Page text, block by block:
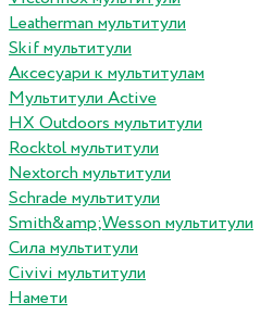
Leatherman мультитули
Skif мультитули
Аксесуари к мультитулам
Мультитули Active
HX Outdoors мультитули
Rocktol мультитули
Nextorch мультитули
Schrade мультитули
Smith&amp;Wesson мультитули
Сила мультитули
Civivi мультитули
Намети